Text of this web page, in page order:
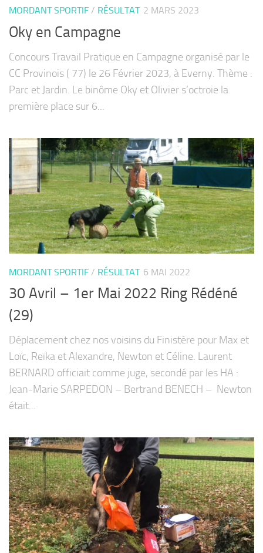
MORDANT SPORTIF / RÉSULTAT 2 MARS 2023
Oky en Campagne
Concours Travail Pratique en Campagne organisé par le
CC Provinois ( 77) le 26 Février 2023, à Everny. Thème :
Parc et Jardin. Le binôme Oky et Olivier s’octroie la
première place sur 6...
MORDANT SPORTIF / RÉSULTAT 6 MAI 2022
30 Avril – 1er Mai 2022 Ring Rédéné
(29)
Déplacement chez nos voisins du Finistère pour Max et
Loïc, Reïka et Alexandre, Newton et Céline. Laurent
BERNARD officiait comme juge, secondé par les HA :
Jean-Marie SARPEDON – Bertrand BENECH – Newton
était...